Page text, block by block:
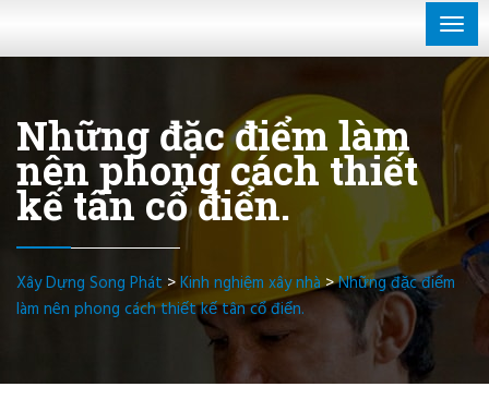
Những đặc điểm làm
nên phong cách thiết
kế tân cổ điển.
Xây Dựng Song Phát>Kinh nghiệm xây nhà>Những đặc điểm
làm nên phong cách thiết kế tân cổ điển.